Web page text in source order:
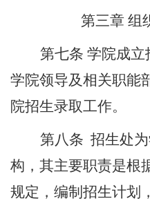
第三章 组
第七条 学院成立
学院领导及相关职能
院招生录取工作。
第八条 招生处
构，其主要职责是根
规定，编制招生计划